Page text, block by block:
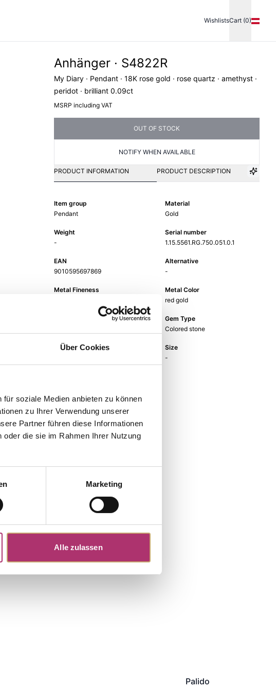
Über Cookies
soziale Medien anbieten zu können
zu Ihrer Verwendung unserer
Partner führen diese Informationen
die sie im Rahmen Ihrer Nutzung
Marketing
Alle zulassen
WishlistsCart (0)
Anhänger · S4822R
My Diary · Pendant · 18K rose gold · rose quartz · amethyst ·
peridot · brilliant 0.09ct
MSRP including VAT
OUT OF STOCK
NOTIFY WHEN AVAILABLE
PRODUCT INFORMATION PRODUCT DESCRIPTION
Item group
Pendant
Material
Gold
Weight
-
Serial number
1.15.5561.RG.750.051.0.1
EAN
9010595697869
Alternative
-
Metal Fineness
Metal Color
red gold
Gem Type
Colored stone
Gem
Size
-
this
Palido